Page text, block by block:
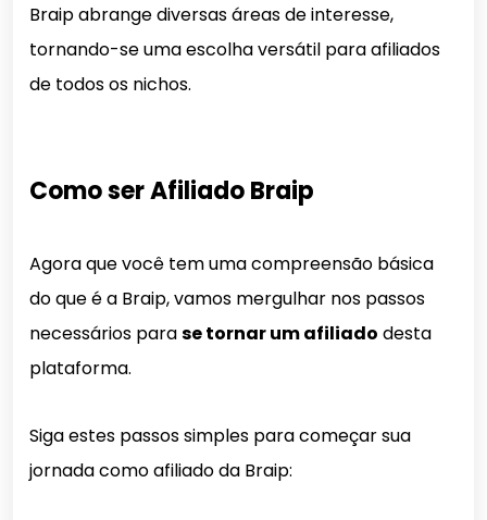
Braip abrange diversas áreas de interesse,
tornando-se uma escolha versátil para afiliados
de todos os nichos.
Como ser Afiliado Braip
Agora que você tem uma compreensão básica
do que é a Braip, vamos mergulhar nos passos
necessários parase tornar um afiliado desta
plataforma.
Siga estes passos simples para começar sua
jornada como afiliado da Braip: